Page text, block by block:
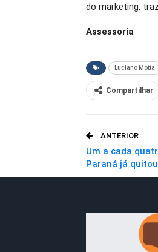
do marketing,
Assessoria
Luciano Motta
Compartilhar
ANTERIOR
Um a cada
Paraná já